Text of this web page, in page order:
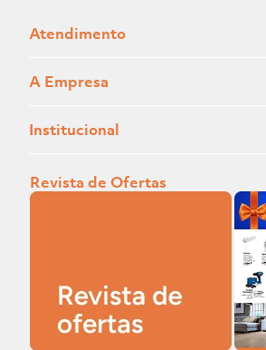
Atendimento
A Empresa
Institucional
Revista de Ofertas